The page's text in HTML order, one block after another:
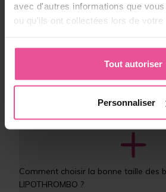
avec d'autres informations que
ou qu'ils ont collectées lors de votre
Tout autoriser
Personnaliser
Comment choisir la bonne taille des
LIPOTHROMBO ?